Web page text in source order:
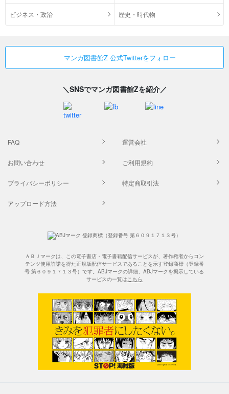
ビジネス・政治 歴史・時代物
マンガ図書館Z 公式Twitterをフォロー
＼SNSでマンガ図書館Zを紹介／
FAQ 運営会社
お問い合わせ ご利用規約
プライバシーポリシー 特定商取引法
アップロード方法
ＡＢＪマークは、この電子書店・電子書籍配信サービスが、著作権者からコン
テンツ使用許諾を得た正規版配信サービスであることを示す登録商標（登録番
号 第６０９１７１３号）です。ABJマークの詳細、ABJマークを掲示している
サービスの一覧はこちら